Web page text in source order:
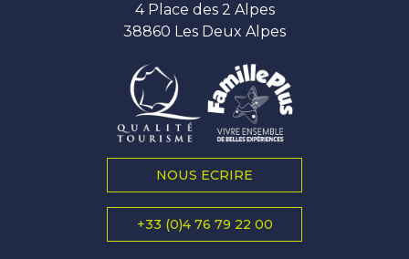
4 Place des 2 Alpes
38860 Les Deux Alpes
NOUS ECRIRE
+33 (0)4 76 79 22 00